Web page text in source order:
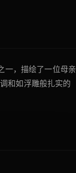
一，描绘了一位母亲
和如浮雕般扎实的